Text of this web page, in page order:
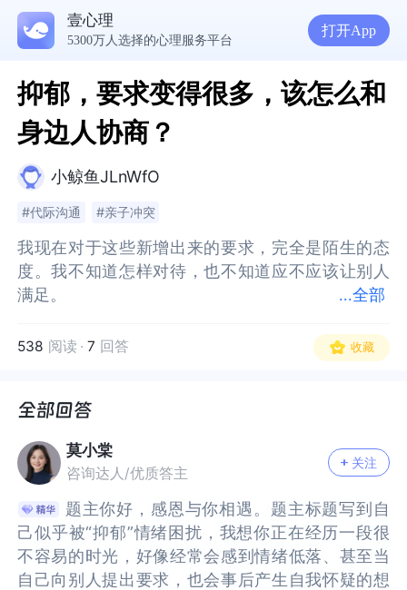
壹心理
5300万人选择的心理服务平台
打开App
抑郁，要求变得很多，该怎么和
身边人协商？
小鲸鱼JLnWfO
#代际沟通 #亲子冲突
...全部
我现在对于这些新增出来的要求，完全是陌生的态
度。我不知道怎样对待，也不知道应不应该让别人
满足。
扔掉。人能量低的时候就是想这样，妈妈也能量
低，但是反对这一点。我的意思是可以请其他家
守现状。
我的要求好像变得很不合理，甚至很难被周围的人
所理解动机。久而久之，我也不知道自己是什么样
的了。有人能帮我梳理一下吗？
我现在对于这些新增出来的要求，完全是陌生的态
度。我不知道怎样对待，也不知道应不应该让别人
满足。
扔掉。人能量低的时候就是想这样，妈妈也能量
低，但是反对这一点。我的意思是可以请其他家
守现状。
我的要求好像变得很不合理，甚至很难被周围的人
所理解动机。久而久之，我也不知道自己是什么样
的了。有人能帮我梳理一下吗？
538 阅读 · 7 回答 收藏
莫小棠
咨询达人/优质答主
关注
题主你好，感恩与你相遇。题主标题写到自
己似乎被“抑郁”情绪困扰，我想你正在经历一段很
不容易的时光，好像经常会感到情绪低落、甚至当
自己向别人提出要求，也会事后产生自我怀疑的想
己似乎被“抑郁”情绪困扰，我想你正在经历一段很
不容易的时光，好像经常会感到情绪低落、甚至当
自己向别人提出要求，也会事后产生自我怀疑的想